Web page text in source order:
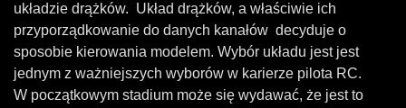
układzie drążków. Układ drążków, a właściwie ich
przyporządkowanie do danych kanałów decyduje o
sposobie kierowania modelem. Wybór układu jest jest
jednym z ważniejszych wyborów w karierze pilota RC.
W początkowym stadium może się wydawać, że jest to